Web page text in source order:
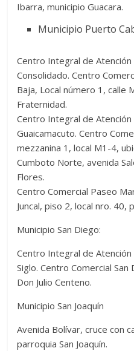
Ibarra, municipio Guacara.
Municipio Puerto
Centro Integral de Atención
Consolidado. Centro
Baja, Local número 1, calle
Fraternidad.
Centro Integral de Atención
Guaicamacuto. Centro
mezzanina 1, local M1-4,
Cumboto Norte, avenida
Flores.
Centro Comercial Paseo
Juncal, piso 2, local nro. 40,
Municipio San Diego:
Centro Integral de Atención
Siglo. Centro Comercial
Don Julio Centeno.
Municipio San Joaquín
Avenida Bolívar, cruce con
parroquia San Joaquín.